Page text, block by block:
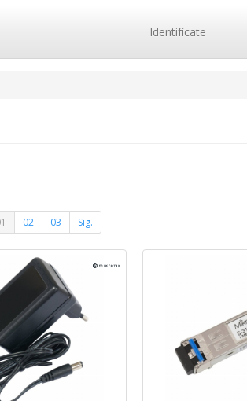
Identifícate
02 03 Sig.